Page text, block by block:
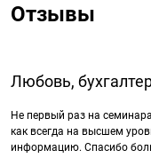
Отзывы
Любовь,
Не первый раз на
как всегда на высшем
информацию. Спасибо